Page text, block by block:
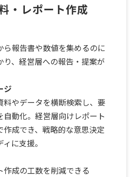
・レポート作成
ら報告書や数値を集めるのに
り、経営層への報告・提案が
ジ
料やデータを横断検索し、要
自動化。経営層向けレポート
作成でき、戦略的な意思決定
に支援。
作成の工数を削減できる